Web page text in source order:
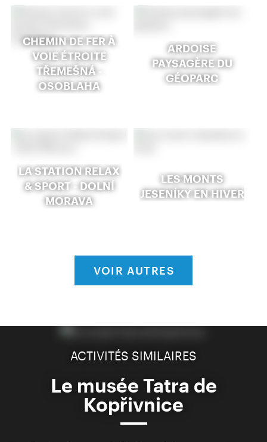
CHEMIN DE FER À
VOIE ÉTROITE
TŘEMEŠNÁ -
OSOBLAHA
ARDOISE
PAYSAGÈRE DU
GÉOPARC
LA STATION RELAX
& SPORT - DOLNÍ
MORAVA
LES MONTS
JESENÍKY EN HIVER
VOIR AUTRES
ACTIVITÉS SIMILAIRES
Le musée Tatra de
Kopřivnice